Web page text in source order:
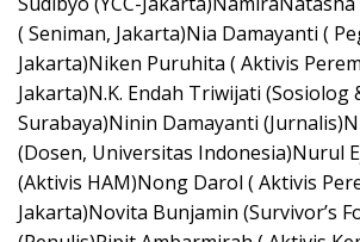
( Seniman, Jakarta)Nia Damayanti (
Jakarta)Niken Puruhita ( Aktivis
Jakarta)N.K. Endah Triwijati (Sosiolog
Surabaya)Ninin Damayanti
(Dosen, Universitas Indonesia)Nurul
(Aktivis HAM)Nong Darol ( Aktivis
Jakarta)Novita Bunjamin (Survivor’s